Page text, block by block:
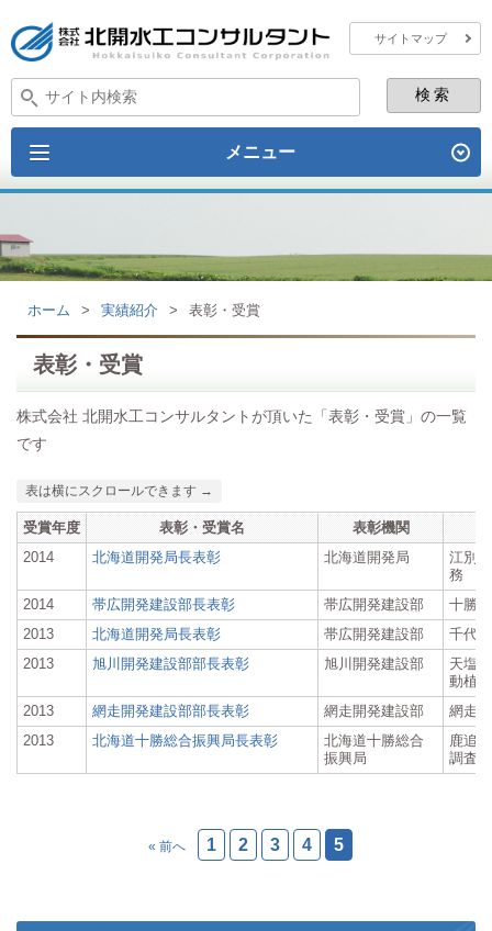
サイトマップ
メニュー
ホーム > 実績紹介 > 表彰・受賞
表彰・受賞
株式会社 北開水工コンサルタントが頂いた「表彰・受賞」の一覧
です
受賞年度 表彰・受賞名
表彰機関
2014
北海道開発局長表彰 北海道開発局
江別
務
2014
帯広開発建設部長表彰 帯広開発建設部
十勝
2013
北海道開発局長表彰 帯広開発建設部
千代
2013
旭川開発建設部部長表彰 旭川開発建設部
天塩
動植
2013
網走開発建設部部長表彰 網走開発建設部
網走
2013
北海道十勝総合振興局長表彰
北海道十勝総合
振興局
鹿追
調査
« 前へ 1 2 3 4 5